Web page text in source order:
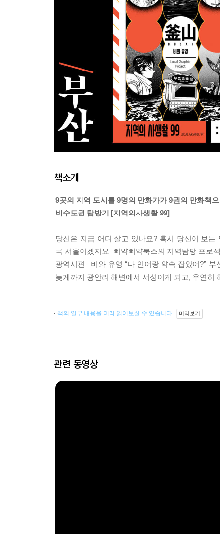
책소개
9곳의 지역 도시를 9명의 만화가가 9권의 만화책
비수도권 탐방기 [지역의사생활 99]
당신은 지금 어디 살고 있나요? 혹시 당신이 보
국 서울이겠지요. 삐약삐약북스의 지역탐방 프로
광역시편 _비와 유영 “나 인어랑 약속 잡았어?”
늦게까지 광안리 해변에서 서성이게 되고, 우연
책의 일부 내용을 미리 읽어보실 수 있습니다. 미리보기
관련 동영상